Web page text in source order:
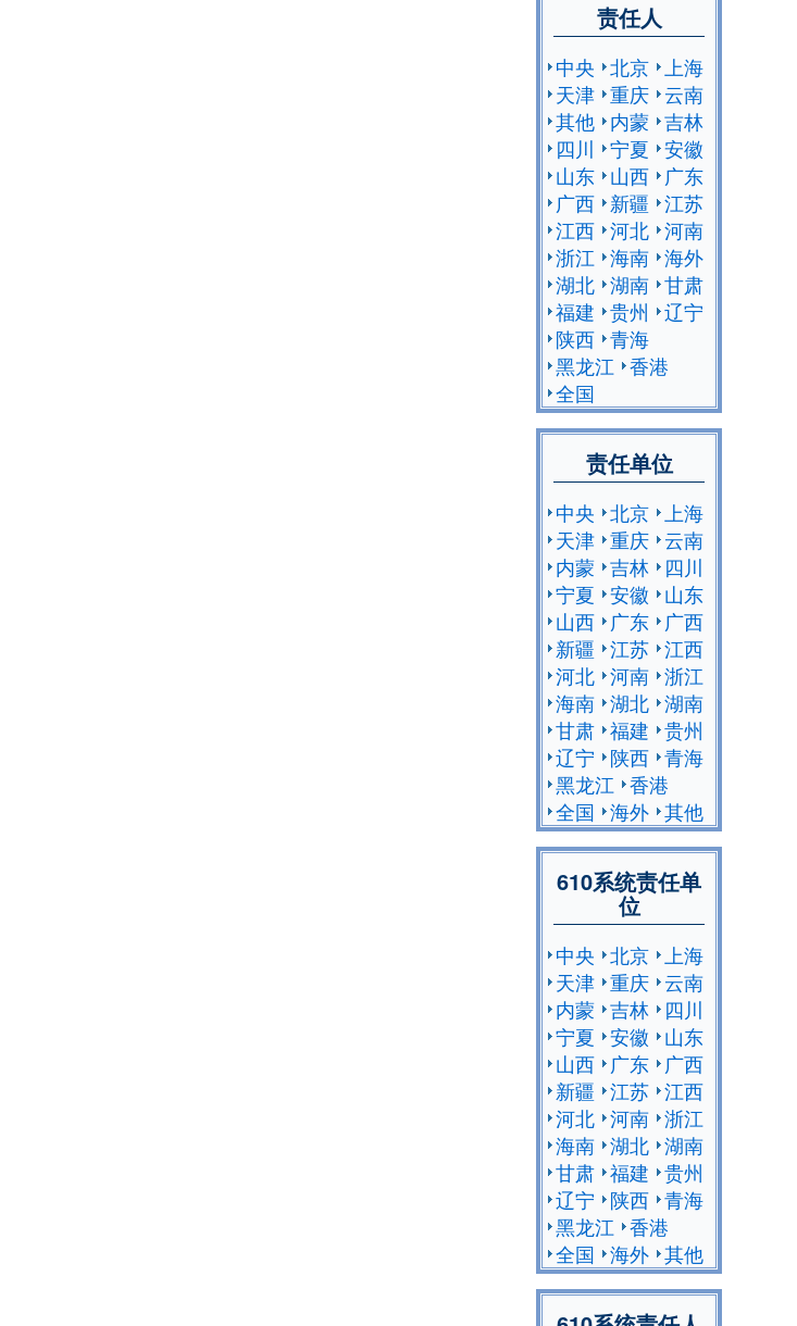
责任人
中央 北京
上海
天津 重庆 云南
其他 内蒙 吉林
四川
宁夏 安徽
山东 山西
广东
广西 新疆 江苏
江西 河北 河南
浙江 海南 海外
湖北 湖南 甘肃
福建 贵州
辽宁
陕西 青海
黑龙江 香港
全国
责任单位
中央 北京
上海
天津 重庆 云南
内蒙 吉林
四川
宁夏 安徽
山东
山西
广东
广西
新疆 江苏 江西
河北 河南 浙江
海南 湖北 湖南
甘肃 福建 贵州
辽宁
陕西 青海
黑龙江 香港
全国 海外 其他
610系统责任单
位
中央 北京
上海
天津 重庆 云南
内蒙 吉林
四川
宁夏 安徽
山东
山西
广东
广西
新疆 江苏 江西
河北 河南 浙江
海南 湖北 湖南
甘肃 福建 贵州
辽宁
陕西 青海
黑龙江 香港
全国 海外 其他